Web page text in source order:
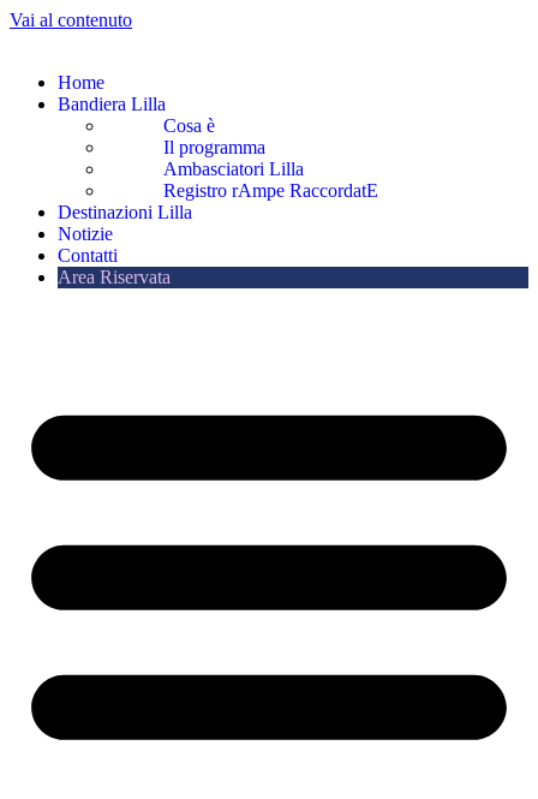
Vai al contenuto
Home
Bandiera Lilla
Cosa è
Il programma
Ambasciatori Lilla
Registro rAmpe RaccordatE
Destinazioni Lilla
Notizie
Contatti
Area Riservata